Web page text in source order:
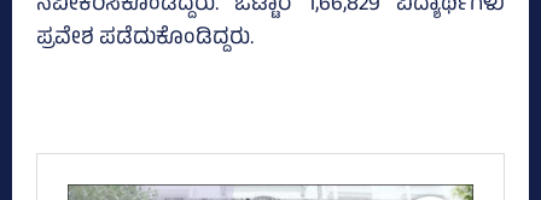
ಪ್ರವೇಶ ಪಡೆದುಕೊಂಡಿದ್ದರು.